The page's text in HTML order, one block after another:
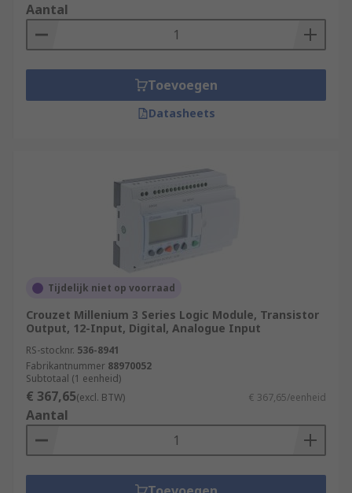
Aantal
Toevoegen
Datasheets
Tijdelijk niet op voorraad
Crouzet Millenium 3 Series Logic Module, Transistor
Output, 12-Input, Digital, Analogue Input
RS-stocknr. 536-8941
Fabrikantnummer 88970052
Subtotaal (1 eenheid)
€ 367,65(excl. BTW) € 367,65/eenheid
Aantal